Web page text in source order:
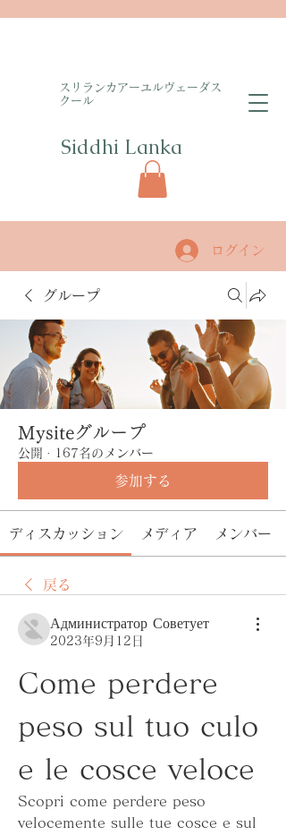
​スリランカアーユルヴェーダス
クール
Siddhi Lanka​
ログイン
グループ
Mysiteグループ
公開 · 167名のメンバー
参加する
ディスカッション メディア メンバー
戻る
Администратор Советует
2023年9月12日
Come perdere
peso sul tuo culo
e le cosce veloce
Scopri come perdere peso
velocemente sulle tue cosce e sul